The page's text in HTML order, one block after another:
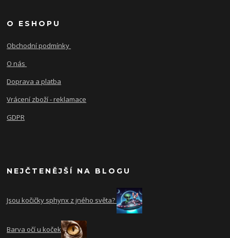
O ESHOPU
Obchodní podmínky
O nás
Doprava a platba
Vrácení zboží - reklamace
GDPR
NEJČTENĚJŠÍ NA BLOGU
Jsou kočičky sphynx z jného světa?
Barva očí u koček